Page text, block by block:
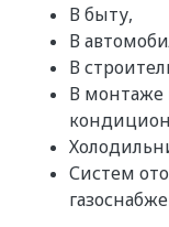
В быту,
В
В
В монтаже
Систем